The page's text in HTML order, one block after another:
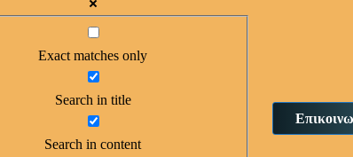
Exact matches only
Search in title
Search in content